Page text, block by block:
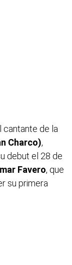
cantante de la
Charco),
debut el 28 de
Favero, que
su primera